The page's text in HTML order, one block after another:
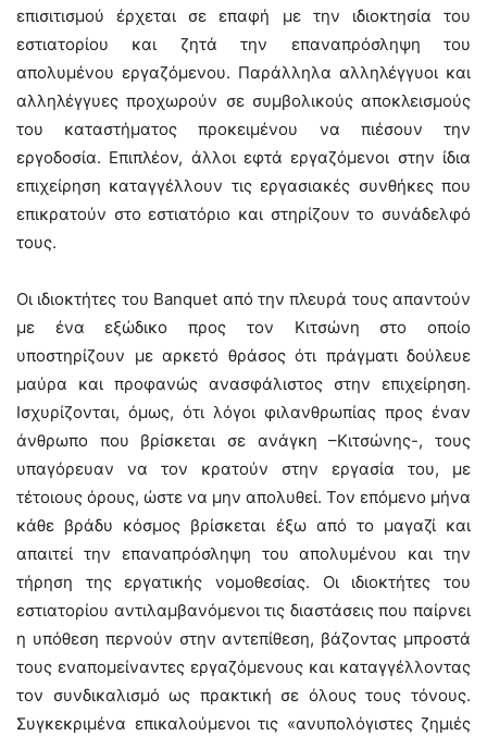
επισιτισμού έρχεται σε επαφή με την ιδιοκτησία του
εστιατορίου και ζητά την επαναπρόσληψη του
απολυμένου εργαζόμενου. Παράλληλα αλληλέγγυοι και
αλληλέγγυες προχωρούν σε συμβολικούς αποκλεισμούς
του καταστήματος προκειμένου να πιέσουν την
εργοδοσία. Επιπλέον, άλλοι εφτά εργαζόμενοι στην ίδια
επιχείρηση καταγγέλλουν τις εργασιακές συνθήκες που
επικρατούν στο εστιατόριο και στηρίζουν το συνάδελφό
τους.
Οι ιδιοκτήτες του Banquet από την πλευρά τους απαντούν
με ένα εξώδικο προς τον Κιτσώνη στο οποίο
υποστηρίζουν με αρκετό θράσος ότι πράγματι δούλευε
μαύρα και προφανώς ανασφάλιστος στην επιχείρηση.
Ισχυρίζονται, όμως, ότι λόγοι φιλανθρωπίας προς έναν
άνθρωπο που βρίσκεται σε ανάγκη –Κιτσώνης-, τους
υπαγόρευαν να τον κρατούν στην εργασία του, με
τέτοιους όρους, ώστε να μην απολυθεί. Τον επόμενο μήνα
κάθε βράδυ κόσμος βρίσκεται έξω από το μαγαζί και
απαιτεί την επαναπρόσληψη του απολυμένου και την
τήρηση της εργατικής νομοθεσίας. Οι ιδιοκτήτες του
εστιατορίου αντιλαμβανόμενοι τις διαστάσεις που παίρνει
η υπόθεση περνούν στην αντεπίθεση, βάζοντας μπροστά
τους εναπομείναντες εργαζόμενους και καταγγέλλοντας
τον συνδικαλισμό ως πρακτική σε όλους τους τόνους.
Συγκεκριμένα επικαλούμενοι τις «ανυπολόγιστες ζημιές